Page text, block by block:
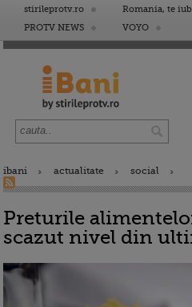
stirileprotv.ro Romania, te
PROTV NEWS
VOYO
ibani actualitate social
Preturile
scazut nivel din